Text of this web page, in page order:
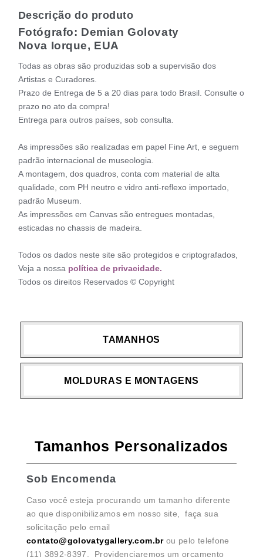
Descrição do produto
Fotógrafo: Demian Golovaty
Nova Iorque, EUA
Todas as obras são produzidas sob a supervisão dos
Artistas e Curadores.
Prazo de Entrega de 5 a 20 dias para todo Brasil. Consulte o
prazo no ato da compra!
Entrega para outros países, sob consulta.
As impressões são realizadas em papel Fine Art, e seguem
padrão internacional de museologia.
A montagem, dos quadros, conta com material de alta
qualidade, com PH neutro e vidro anti-reflexo importado,
padrão Museum.
As impressões em Canvas são entregues montadas,
esticadas no chassis de madeira.
Todos os dados neste site são protegidos e criptografados,
Veja a nossa política de privacidade.
Todos os direitos Reservados © Copyright
TAMANHOS
MOLDURAS E MONTAGENS
Tamanhos Personalizados
Sob Encomenda
Caso você esteja procurando um tamanho diferente
ao que disponibilizamos em nosso site, faça sua
solicitação pelo email
contato@golovatygallery.com.brou pelo telefone
(11) 3892-8397. Providenciaremos um orçamento